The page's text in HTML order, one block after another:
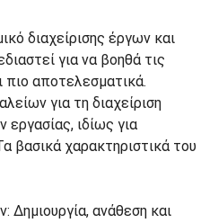
διαχείρισης έργων και
για να βοηθά τις
πιο αποτελεσματικά.
για τη διαχείριση
ιδίως για
βασικά χαρακτηριστικά του
Δημιουργία, ανάθεση και